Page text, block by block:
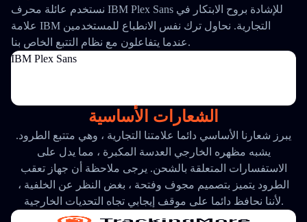
نستخدم عائلة محرف IBM Plex Sans للإشادة بروح الابتكار في
علامة IBM التجارية. نحاول ترك نفس الانطباع للمستخدمين
عندما يتفاعلون مع نظام التتبع الخاص بنا.
IBM Plex Sans
الشعارات الأساسية
يبرز شعارنا الأساسي دائما علامتنا التجارية ، وهي متتبع الطرود.
يشبه مظهره الخارجي العدسة المكبرة ، مما يدل على
الاستفسارات المتعلقة بالشحن. يرجى ملاحظة أن جهاز تعقب
الطرود يتميز بتصميم مجوف وفتحة ، بغض النظر عن الخلفية ،
لأننا نحافظ دائما على موقف إيجابي تجاه التحديات الخارجية.